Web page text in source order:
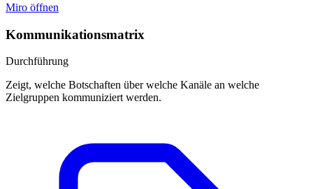
Miro öffnen
Kommunikationsmatrix
Durchführung
Zeigt, welche Botschaften über welche Kanäle an welche
Zielgruppen kommuniziert werden.